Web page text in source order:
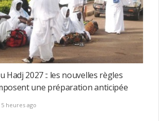
Hadj 2027 :: les nouvelles règles
une préparation anticipée
5 heures ago